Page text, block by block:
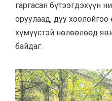
гаргасан бүтээгдэхүүн
оруулаад, дуу
хүмүүстэй нөлөөлөөд
байдаг.